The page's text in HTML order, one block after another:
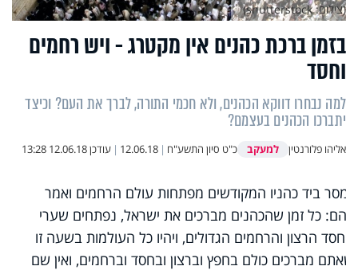
בזמן ברכת כהנים אין מקטרג - ויש רחמים
וחסד
למה נבחרו דווקא הכהנים, ולא חכמי התורה, לברך את העם? וכיצד
יתברכו הכהנים בעצמם?
אליהו פלורנטין למעקב כ"ט סיון התשע"ח |
12.06.18
| עודכן12.06.18 13:28
(צילום: shutterstock)
"מסר ביד כהניו המקודשים מפתחות עולם הרחמים ואמר
להם: כל זמן שהכהנים מברכים את ישראל, נפתחים שערי
החסד הרצון והרחמים הגדולים, ויהיו כל העולמות בשעה זו
שאתם מברכים כולם בחפץ וברצון ובחסד וברחמים, ואין שם